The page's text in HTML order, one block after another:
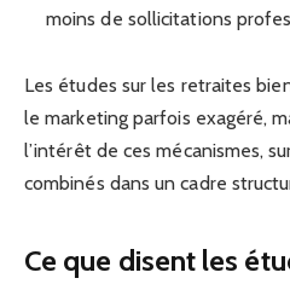
moins de sollicitations
Les études sur les retraites
le marketing parfois exagéré,
l’intérêt de ces mécanismes,
combinés dans un cadre
Ce que disent les